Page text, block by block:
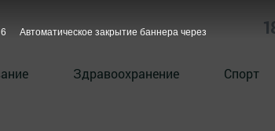
Здравоохранение Спорт
5 Автоматическое закрытие баннера через